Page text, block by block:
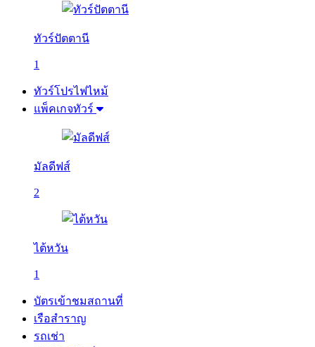
ทัวร์ปัตตานี
1
ทัวร์โปรไฟไหม้
แพ็คเกจทัวร์
มัลดีฟส์
2
ไต้หวัน
1
บัตรเข้าชมสถานที่
เรือสำราญ
รถเช่า